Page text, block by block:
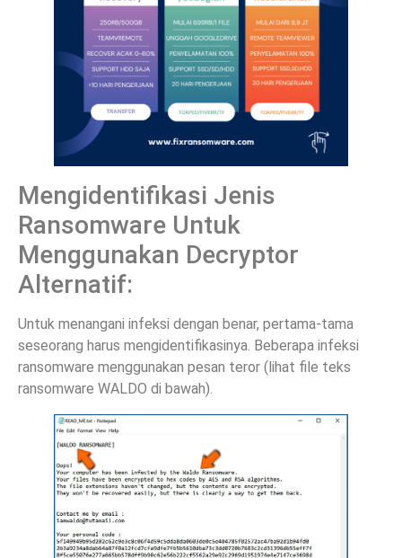
Mengidentifikasi Jenis
Ransomware Untuk
Menggunakan Decryptor
Alternatif:
Untuk menangani infeksi dengan benar, pertama-tama
seseorang harus mengidentifikasinya. Beberapa infeksi
ransomware menggunakan pesan teror (lihat file teks
ransomware WALDO di bawah).